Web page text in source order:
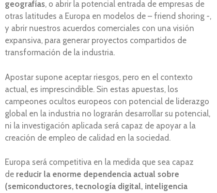
geografías, o abrir la potencial entrada de empresas de
otras latitudes a Europa en modelos de – friend shoring -,
y abrir nuestros acuerdos comerciales con una visión
expansiva, para generar proyectos compartidos de
transformación de la industria.
Apostar supone aceptar riesgos, pero en el contexto
actual, es imprescindible. Sin estas apuestas, los
campeones ocultos europeos con potencial de liderazgo
global en la industria no lograrán desarrollar su potencial,
ni la investigación aplicada será capaz de apoyar a la
creación de empleo de calidad en la sociedad.
Europa será competitiva en la medida que sea capaz
de reducir la enorme dependencia actual sobre
(semiconductores, tecnología digital, inteligencia